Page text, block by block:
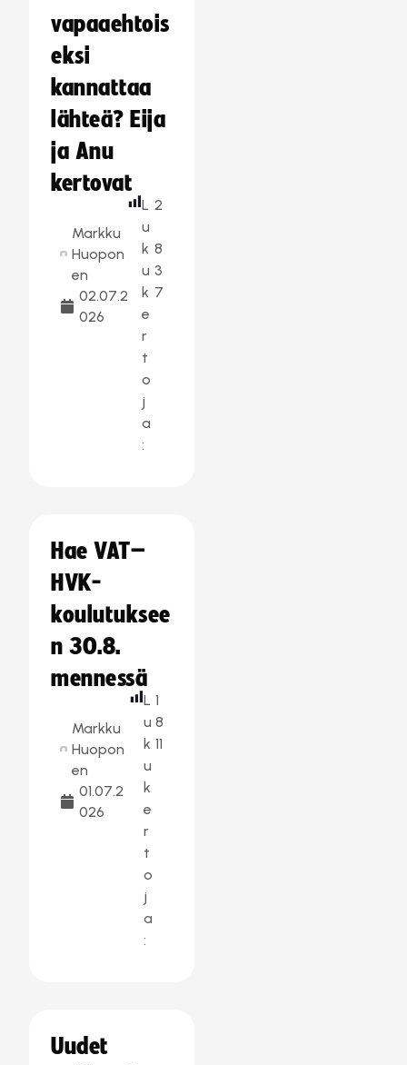
vapaaehtois
eksi
kannattaa
lähteä? Eija
ja Anu
kertovat
Markku
Huopon
en
02.07.2
026
L
u
k
u
k
e
r
t
o
j
a
:
2
8
3
7
Hae VAT–
HVK-
koulutuksee
n 30.8.
mennessä
Markku
Huopon
en
01.07.2
026
L
u
k
u
k
e
r
t
o
j
a
:
1
8
11
Uudet